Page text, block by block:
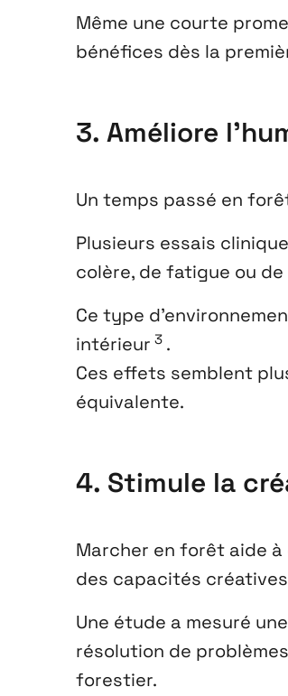
Même une courte
bénéfices dès la
3. Améliore
Un temps passé en
Plusieurs essais
colère, de fatigue ou
Ce type
intérieur 3 .
Ces effets semblent
équivalente.
4. Stimule la
Marcher en forêt aide
des capacités
Une étude a mesuré
résolution de
forestier.